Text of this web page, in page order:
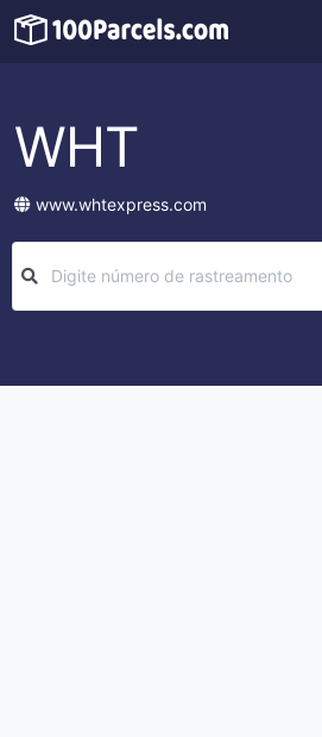
WHT
www.whtexpress.com